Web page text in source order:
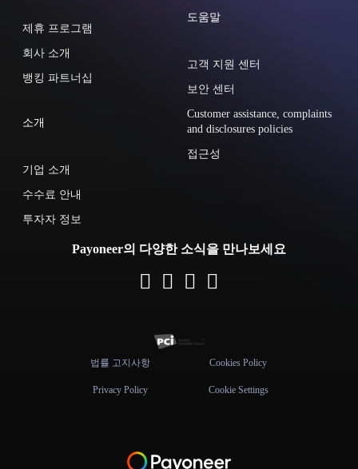
제휴 프로그램
회사 소개
뱅킹 파트너십
소개
기업 소개
수수료 안내
투자자 정보
도움말
고객 지원 센터
보안 센터
Customer assistance, complaints
and disclosures policies
접근성
Payoneer의 다양한 소식을 만나보세요
법률 고지사항
Privacy Policy
Cookies Policy
Cookie Settings